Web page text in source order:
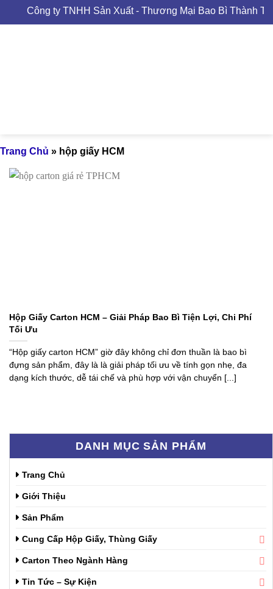
to
Công ty TNHH Sản Xuất - Thương Mại Bao Bì Thành
Trang Chủ » hộp giấy HCM
DANH MỤC SẢN PHẨM
Trang Chủ
Giới Thiệu
Sản Phẩm
Cung Cấp Hộp Giấy, Thùng Giấy
Carton Theo Ngành Hàng
Tin Tức – Sự Kiện
Hộp Giấy Carton HCM – Giải Pháp Bao Bì Tiện Lợi, Chi Phí
Tối Ưu
“Hộp giấy carton HCM” giờ đây không chỉ đơn thuần là bao bì
đựng sản phẩm, đây là là giải pháp tối ưu về tính gọn nhẹ, đa
dạng kích thước, dễ tái chế và phù hợp với vận chuyển [...]